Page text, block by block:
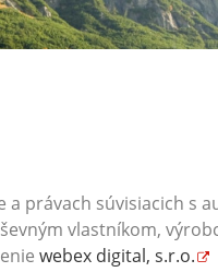
právach súvisiacich s
vlastníkom,
webex digital, s.r.o.